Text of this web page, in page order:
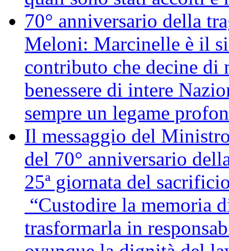
70° anniversario della
Meloni: Marcinelle è il
contributo che decine
benessere di intere
sempre un legame
Il messaggio del
del 70° anniversario
25ª giornata del
“Custodire la memoria
trasformarla in